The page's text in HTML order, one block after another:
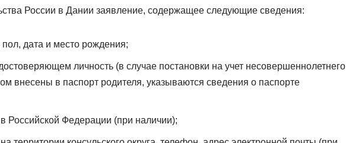
России в Дании заявление, содержащее следующие сведения:
дата и место рождения;
личность (в случае постановки на учет несовершеннолетнего
внесены в паспорт родителя, указываются сведения о паспорте
Российской Федерации (при наличии);